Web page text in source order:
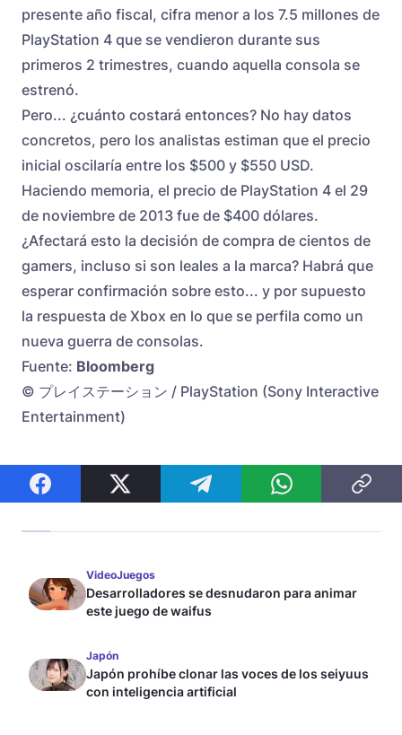
presente año fiscal, cifra menor a los 7.5 millones de
PlayStation 4 que se vendieron durante sus
primeros 2 trimestres, cuando aquella consola se
estrenó.
Pero... ¿cuánto costará entonces? No hay datos
concretos, pero los analistas estiman que el precio
inicial oscilaría entre los $500 y $550 USD.
Haciendo memoria, el precio de PlayStation 4 el 29
de noviembre de 2013 fue de $400 dólares.
¿Afectará esto la decisión de compra de cientos de
gamers, incluso si son leales a la marca? Habrá que
esperar confirmación sobre esto... y por supuesto
la respuesta de Xbox en lo que se perfila como un
nueva guerra de consolas.
Fuente: Bloomberg
© プレイステーション / PlayStation (Sony Interactive
Entertainment)
VideoJuegos
Desarrolladores se desnudaron para animar
este juego de waifus
Japón
Japón prohíbe clonar las voces de los seiyuus
con inteligencia artificial